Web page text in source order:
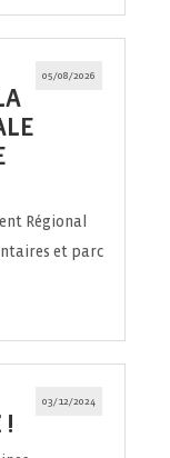
05/08/2026
Régional
et parc
03/12/2024
!
fenêtre)